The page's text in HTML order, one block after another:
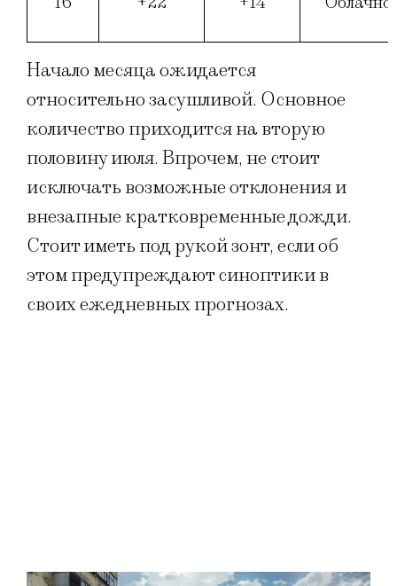
Начало месяца ожидается
относительно засушливой. Основное
количество приходится на вторую
половину июля. Впрочем, не стоит
исключать возможные отклонения и
внезапные кратковременные дожди.
Стоит иметь под рукой зонт, если об
этом предупреждают синоптики в
своих ежедневных прогнозах.